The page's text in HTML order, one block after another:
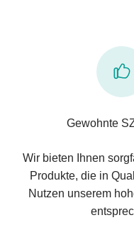
Gewohnte
Wir bieten Ihnen
Produkte, die in
Nutzen unserem